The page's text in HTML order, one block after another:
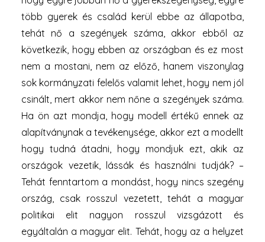
több gyerek és család kerül ebbe az állapotba,
tehát nő a szegények száma, akkor ebből az
következik, hogy ebben az országban és ez most
nem a mostani, nem az előző, hanem viszonylag
sok kormányzati felelős valamit lehet, hogy nem jól
csinált, mert akkor nem nőne a szegények száma.
Ha ön azt mondja, hogy modell értékű ennek az
alapítványnak a tevékenysége, akkor ezt a modellt
hogy tudná átadni, hogy mondjuk ezt, akik az
országok vezetik, lássák és használni tudják? –
Tehát fenntartom a mondást, hogy nincs szegény
ország, csak rosszul vezetett, tehát a magyar
politikai elit nagyon rosszul vizsgázott és
egyáltalán a magyar elit. Tehát, hogy az a helyzet